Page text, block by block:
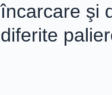
încarcare şi
diferite